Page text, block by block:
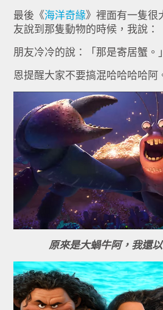
最後《海洋奇緣》裡面有一隻很
友說到那隻動物的時候，我說：
朋友冷冷的說：「那是寄居蟹。」
恩提醒大家不要搞混哈哈哈哈阿
原來是大蝸牛阿，我還